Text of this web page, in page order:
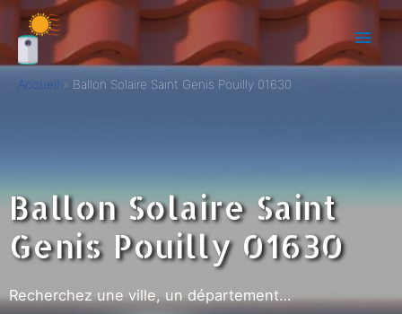
Accueil Ballon Solaire Saint Genis Pouilly 01630
Ballon Solaire Saint
Genis Pouilly 01630
Recherchez une ville, un département…